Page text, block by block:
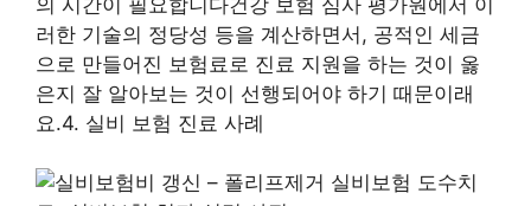
러한 기술의 정당성 등을 계산하면서, 공적인 세금
으로 만들어진 보험료로 진료 지원을 하는 것이 옳
은지 잘 알아보는 것이 선행되어야 하기 때문이래
요.4. 실비 보험 진료 사례